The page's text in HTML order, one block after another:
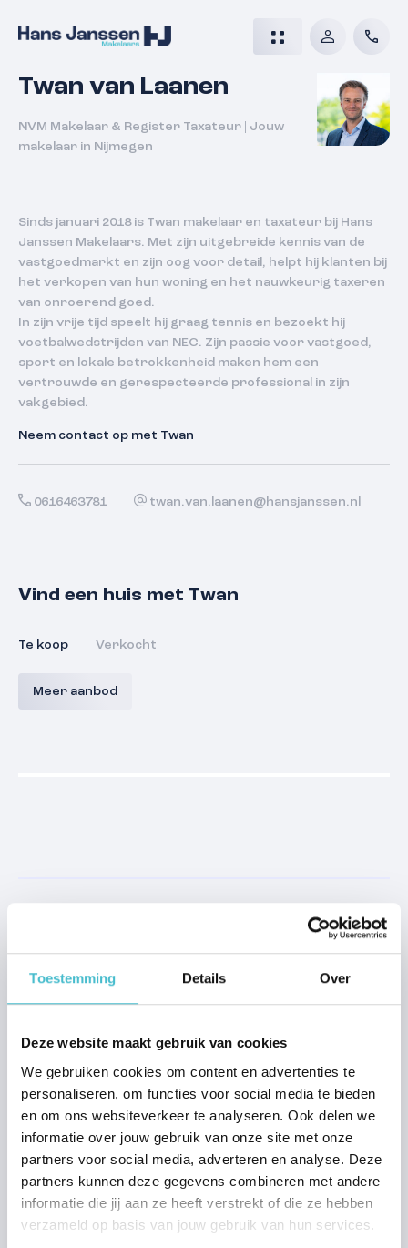
Toestemming Details Over
Deze website maakt gebruik van cookies
We gebruiken cookies om content en advertenties te
personaliseren, om functies voor social media te bieden
en om ons websiteverkeer te analyseren. Ook delen we
informatie over jouw gebruik van onze site met onze
partners voor social media, adverteren en analyse. Deze
partners kunnen deze gegevens combineren met andere
informatie die jij aan ze heeft verstrekt of die ze hebben
verzameld op basis van jouw gebruik van hun services.
Twan van Laanen
NVM Makelaar & Register Taxateur
Jouw
makelaar in Nijmegen
Sinds januari 2018 is Twan makelaar en taxateur bij Hans
Janssen Makelaars. Met zijn uitgebreide kennis van de
vastgoedmarkt en zijn oog voor detail, helpt hij klanten bij
het verkopen van hun woning en het nauwkeurig taxeren
van onroerend goed.
In zijn vrije tijd speelt hij graag tennis en bezoekt hij
voetbalwedstrijden van NEC. Zijn passie voor vastgoed,
sport en lokale betrokkenheid maken hem een
vertrouwde en gerespecteerde professional in zijn
vakgebied.
Neem contact op met Twan
0616463781 twan.van.laanen@hansjanssen.nl
Vind een huis met Twan
Te koop Verkocht
Meer aanbod
Woning kopen Wijchen
Woning kopen Grave
Stap voor stap verkopen
Verkoopadvies
Waardebepaling